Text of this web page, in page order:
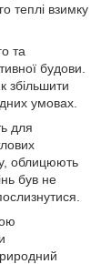
теплі взимку
та
будови.
збільшити
умовах.
для
облицюють
був не